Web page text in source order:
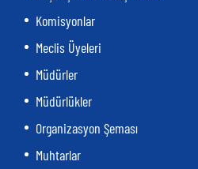
Komisyonlar
Meclis Üyeleri
Müdürler
Müdürlükler
Organizasyon Şeması
Muhtarlar